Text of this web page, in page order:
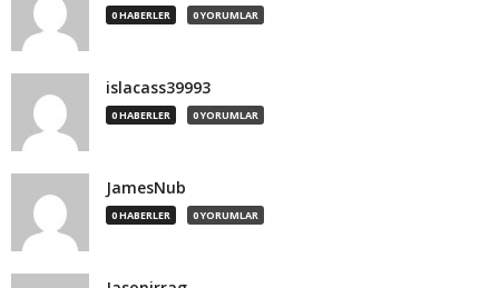
0 HABERLER 0 YORUMLAR
islacass39993
0 HABERLER 0 YORUMLAR
JamesNub
0 HABERLER 0 YORUMLAR